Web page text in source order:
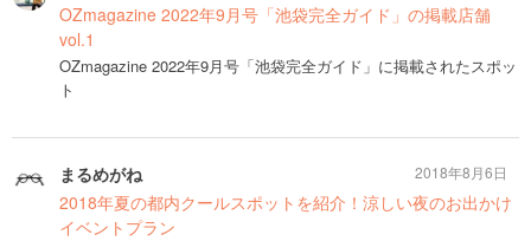
OZmagazine 2022年9月号「池袋完全ガイド」の掲載店舗
vol.1
OZmagazine 2022年9月号「池袋完全ガイド」に掲載されたスポッ
ト
まるめがね
2018年夏の都内クールスポットを紹介！涼しい夜のお出かけ
イベントプラン
2018年8月6日